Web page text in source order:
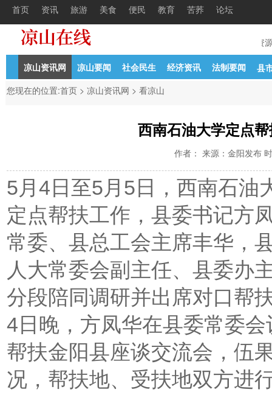
首页 资讯 旅游 美食 便民 教育 苦荞 论坛
公开考核招聘中学教04-21 中共凉山州委组织部凉山州人力资源
凉山资讯网 凉山要闻 社会民生 经济资讯 法制要闻
县
您现在的位置:首页 > 凉山资讯网 > 看凉山
西南石油大学定点
作者： 来源：金阳发布
5月4日至5月5日，西南石油
定点帮扶工作，县委书记方
常委、县总工会主席丰华，
人大常委会副主任、县委办
分段陪同调研并出席对口帮
4日晚，方凤华在县委常委
帮扶金阳县座谈交流会，伍
况，帮扶地、受扶地双方进